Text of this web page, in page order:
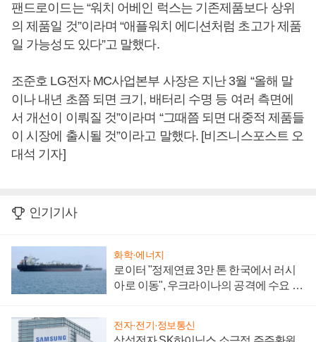
팬드로이드는 “워치 어베인 럭스는 기존제품보다 상위
의 제품일 것”이라며 “애플워치 에디션처럼 초고가 제품
일 가능성도 있다”고 말했다.
조준호 LG전자 MC사업본부 사장은 지난 3월 “올해 말
이나 내년 초쯤 되면 크기, 배터리 수명 등 여러 측면에
서 개선이 이뤄질 것”이라며 “그때쯤 되면 대중적 제품들
이 시장에 출시될 것”이라고 말했다. [비즈니스포스트 오
대석 기자]
인기기사
화학·에너지
로이터 "정제연료 3만 톤 한국에서 러시
아로 이동", 우크라이나의 공격에 수요 늘
전자·전기·정보통신